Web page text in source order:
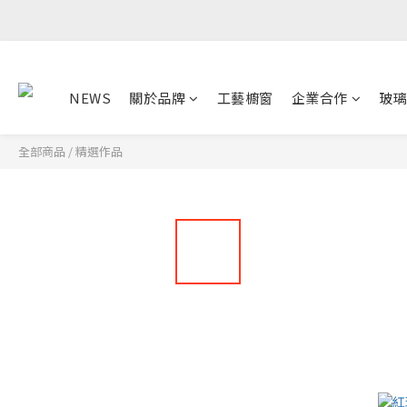
NEWS 關於品牌 工藝櫥窗 企業合作 玻
全部商品 /精選作品